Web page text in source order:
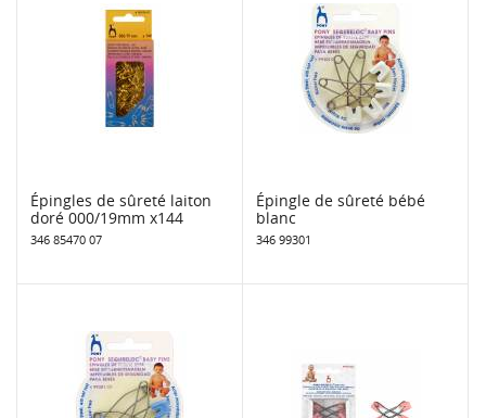
Épingles de sûreté laiton
doré 000/19mm x144
346 85470 07
Épingle de sûreté bébé
blanc
346 99301